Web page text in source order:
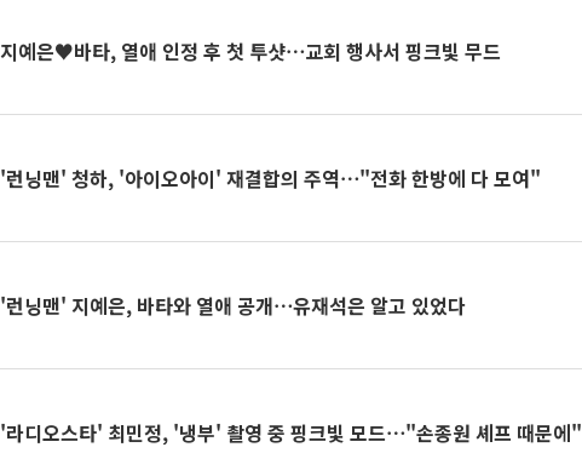
지예은♥바타, 열애 인정 후 첫 투샷⋯교회 행사서 핑크빛 무드
'런닝맨' 청하, '아이오아이' 재결합의 주역⋯"전화 한방에 다 모여"
'런닝맨' 지예은, 바타와 열애 공개⋯유재석은 알고 있었다
'라디오스타' 최민정, '냉부' 촬영 중 핑크빛 모드⋯"손종원 셰프 때문에"